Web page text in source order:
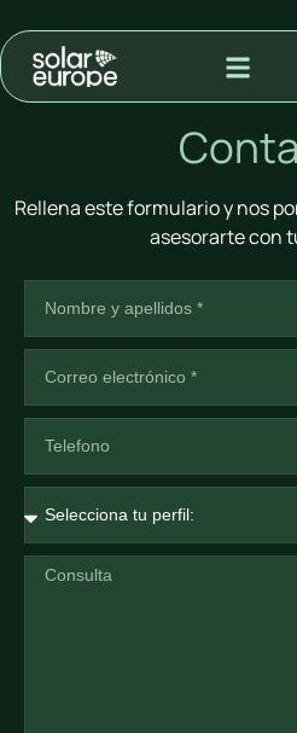
Rellena este formulario y nos
asesorarte con